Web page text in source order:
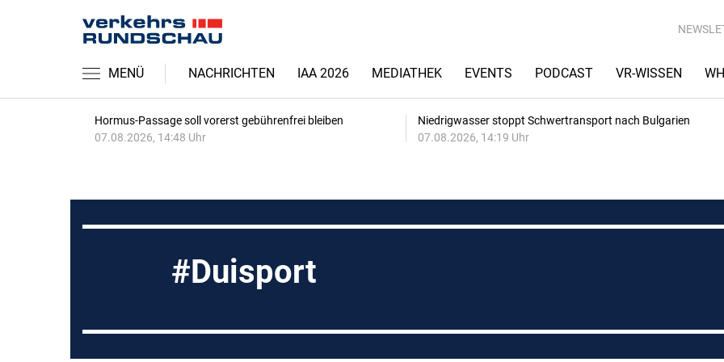
MENÜ NACHRICHTEN IAA 2026 MEDIATHEK EVENTS PODCAST VR-WISSEN
Hormus-Passage soll vorerst gebührenfrei bleiben
07.08.2026, 14:48 Uhr
Niedrigwasser stoppt Schwertransport nach Bulgarien
07.08.2026, 14:19 Uhr
Duisport